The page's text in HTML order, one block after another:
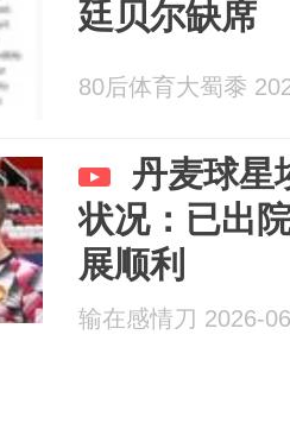
廷贝尔缺席
80后体育大蜀黍
丹麦球星
状况：已出
展顺利
输在感情刀 2026-